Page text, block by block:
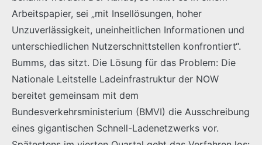
Arbeitspapier, sei „mit Insellösungen, hoher
Unzuverlässigkeit, uneinheitlichen Informationen und
unterschiedlichen Nutzerschnittstellen konfrontiert“.
Bumms, das sitzt. Die Lösung für das Problem: Die
Nationale Leitstelle Ladeinfrastruktur der NOW
bereitet gemeinsam mit dem
Bundesverkehrsministerium (BMVI) die Ausschreibung
eines gigantischen Schnell-Ladenetzwerks vor.